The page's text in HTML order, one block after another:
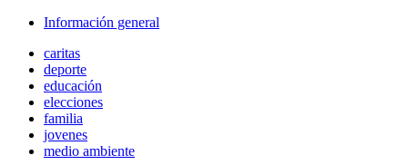
Información general
caritas
deporte
educación
elecciones
familia
jovenes
medio ambiente